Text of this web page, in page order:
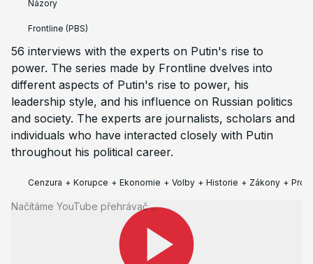
Názory
Frontline (PBS)
56 interviews with the experts on Putin's rise to
power. The series made by Frontline dvelves into
different aspects of Putin's rise to power, his
leadership style, and his influence on Russian politics
and society. The experts are journalists, scholars and
individuals who have interacted closely with Putin
throughout his political career.
Cenzura + Korupce + Ekonomie + Volby + Historie + Zákony +
Načítáme YouTube přehrávač ...